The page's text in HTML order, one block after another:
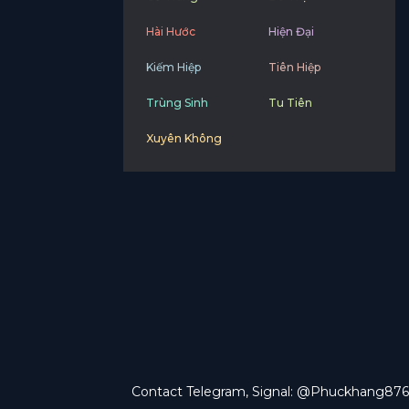
Hài Hước Hiện Đại
Kiếm Hiệp Tiên Hiệp
Trùng Sinh Tu Tiên
Xuyên Không
Contact Telegram, Signal: @Phuckhang876